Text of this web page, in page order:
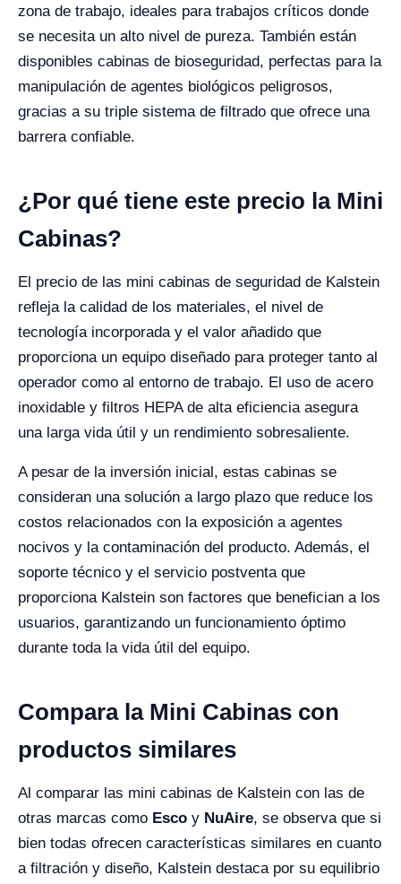
zona de trabajo, ideales para trabajos críticos donde
se necesita un alto nivel de pureza. También están
disponibles cabinas de bioseguridad, perfectas para la
manipulación de agentes biológicos peligrosos,
gracias a su triple sistema de filtrado que ofrece una
barrera confiable.
¿Por qué tiene este precio la Mini
Cabinas?
El precio de las mini cabinas de seguridad de Kalstein
refleja la calidad de los materiales, el nivel de
tecnología incorporada y el valor añadido que
proporciona un equipo diseñado para proteger tanto al
operador como al entorno de trabajo. El uso de acero
inoxidable y filtros HEPA de alta eficiencia asegura
una larga vida útil y un rendimiento sobresaliente.
A pesar de la inversión inicial, estas cabinas se
consideran una solución a largo plazo que reduce los
costos relacionados con la exposición a agentes
nocivos y la contaminación del producto. Además, el
soporte técnico y el servicio postventa que
proporciona Kalstein son factores que benefician a los
usuarios, garantizando un funcionamiento óptimo
durante toda la vida útil del equipo.
Compara la Mini Cabinas con
productos similares
Al comparar las mini cabinas de Kalstein con las de
otras marcas como Esco y NuAire, se observa que si
bien todas ofrecen características similares en cuanto
a filtración y diseño, Kalstein destaca por su equilibrio